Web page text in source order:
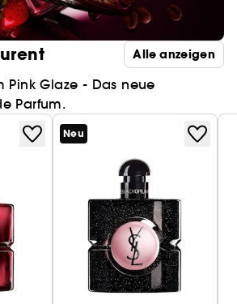
Pink Glaze - Das neue
Parfum.
Alle anzeigen
Neu